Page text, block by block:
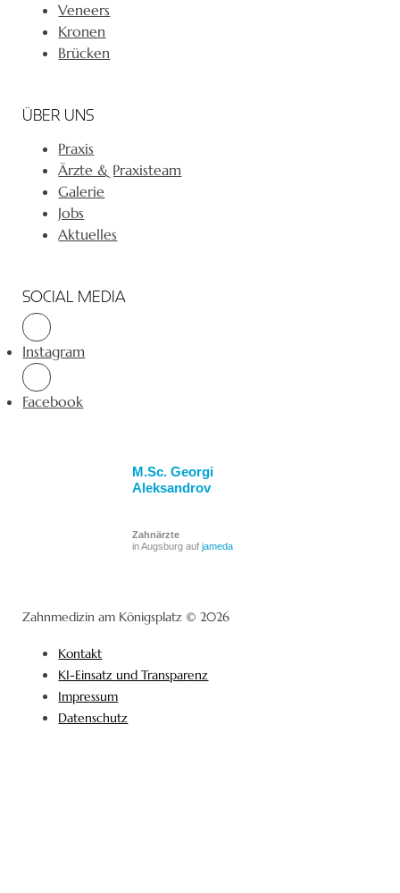
Veneers
Kronen
Brücken
ÜBER UNS
Praxis
Ärzte & Praxisteam
Galerie
Jobs
Aktuelles
SOCIAL MEDIA
Instagram
Facebook
M.Sc. Georgi
Aleksandrov
Zahnärzte
in Augsburg aufjameda
Zahnmedizin am Königsplatz © 2026
Kontakt
KI-Einsatz und Transparenz
Impressum
Datenschutz